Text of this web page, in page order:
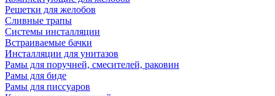
Решетки для желобов
Сливные трапы
Системы инсталляции
Встраиваемые бачки
Инсталляции для унитазов
Рамы для поручней, смесителей, раковин
Рамы для биде
Рамы для писсуаров